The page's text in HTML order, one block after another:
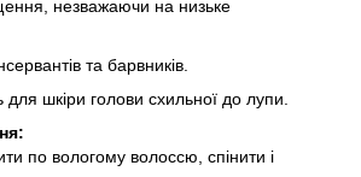
незважаючи на низьке
та барвників.
для шкіри голови схильної до лупи.
по вологому волоссю, спінити і